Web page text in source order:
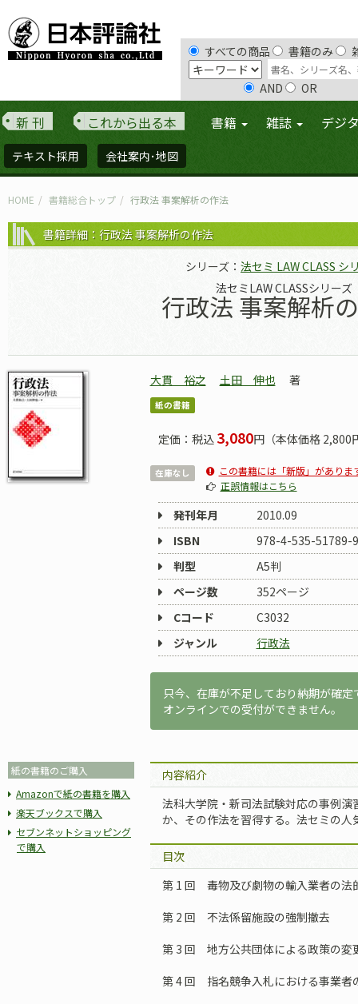
すべての商品 書籍のみ
AND OR
新 刊 これから出る本 書籍 雑誌 デジ
テキスト採用 会社案内･地図
HOME 書籍総合トップ 行政法 事案解析の作法
書籍詳細：行政法 事案解析の作法
シリーズ： 法セミ LAW CLASS シ
法セミLAW CLASSシリーズ
行政法 事案解析
大貫 裕之 土田 伸也 著
紙の書籍
定価：税込 3,080円（本体価格 2,800
在庫なし
この書籍には「新版」がありま
正誤情報はこちら
発刊年月
2010.09
ISBN
978-4-535-51789-9
判型
A5判
ページ数
352ページ
Cコード
C3032
ジャンル
行政法
只今、在庫が不足しており納期が確定
オンラインでの受付ができません。
紙の書籍のご購入
Amazonで紙の書籍を購入
楽天ブックスで購入
セブンネットショッピング
で購入
内容紹介
法科大学院・新司法試験対応の事例
か、その作法を習得する。法セミの人
目次
第 1 回 毒物及び劇物の輸入業者の法
第 2 回 不法係留施設の強制撤去
第 3 回 地方公共団体による政策の変
第 4 回 指名競争入札における事業者